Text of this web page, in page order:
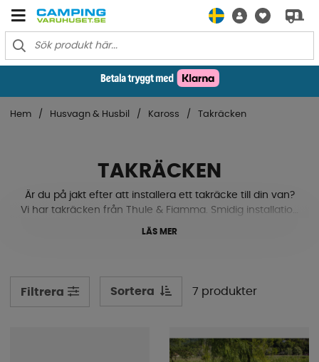
Hem Husvagn & Husbil Kaross Takräcken
TAKRÄCKEN
Är du på jakt efter att installera ett takräcke till din van?
Vi har takräcken från Thule & Fiamma. Smidig installation
och med möjlighet för att eftermontera en markis direkt
LÄS MER
Filtrera Sortera 7 produkter